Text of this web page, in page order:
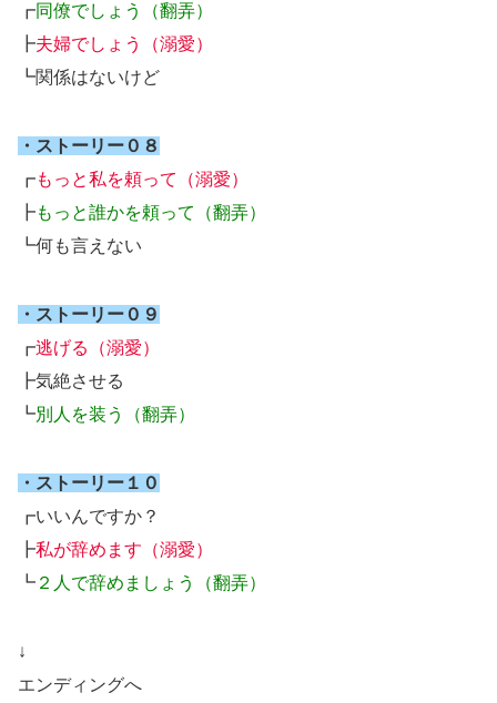
┏ 同僚でしょう（翻弄）
┣夫婦でしょう（溺愛）
┗関係はないけど
・ストーリー０８
┏もっと私を頼って（溺愛）
┣もっと誰かを頼って（翻弄）
┗何も言えない
・ストーリー０９
┏逃げる（溺愛）
┣気絶させる
┗別人を装う（翻弄）
・ストーリー１０
┏いいんですか？
┣私が辞めます（溺愛）
┗ ２人で辞めましょう（翻弄）
↓
エンディングへ